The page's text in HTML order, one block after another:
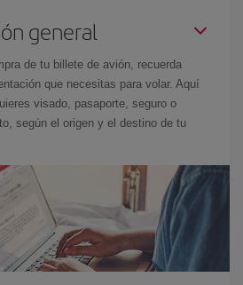
general
de tu billete de avión, recuerda
que necesitas para volar. Aquí
visado, pasaporte, seguro o
según el origen y el destino de tu